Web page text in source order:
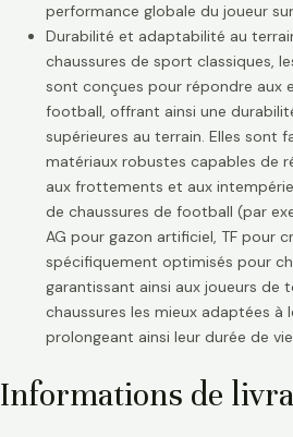
performance globale du joueur
Durabilité et adaptabilité au
chaussures de sport classiques,
sont conçues pour répondre aux
football, offrant ainsi une
supérieures au terrain. Elles sont
matériaux robustes capables de
aux frottements et aux
de chaussures de football (par
AG pour gazon artificiel, TF pour
spécifiquement optimisés pour
garantissant ainsi aux joueurs de
chaussures les mieux adaptées à
prolongeant ainsi leur durée de
Informations de